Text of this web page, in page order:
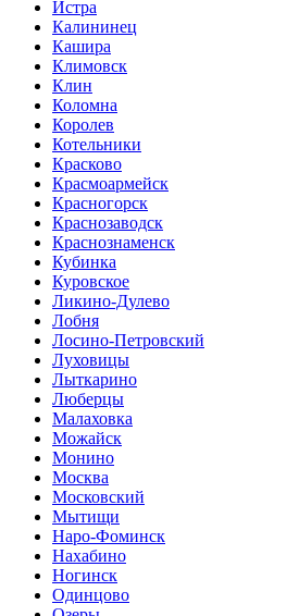
Истра
Калининец
Кашира
Климовск
Клин
Коломна
Королев
Котельники
Красково
Красмоармейск
Красногорск
Краснозаводск
Краснознаменск
Кубинка
Куровское
Ликино-Дулево
Лобня
Лосино-Петровский
Луховицы
Лыткарино
Люберцы
Малаховка
Можайск
Монино
Москва
Московский
Мытищи
Наро-Фоминск
Нахабино
Ногинск
Одинцово